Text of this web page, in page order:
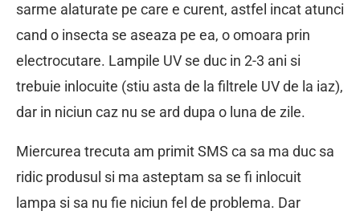
sarme alaturate pe care e curent, astfel incat atunci
cand o insecta se aseaza pe ea, o omoara prin
electrocutare. Lampile UV se duc in 2-3 ani si
trebuie inlocuite (stiu asta de la filtrele UV de la iaz),
dar in niciun caz nu se ard dupa o luna de zile.
Miercurea trecuta am primit SMS ca sa ma duc sa
ridic produsul si ma asteptam sa se fi inlocuit
lampa si sa nu fie niciun fel de problema. Dar